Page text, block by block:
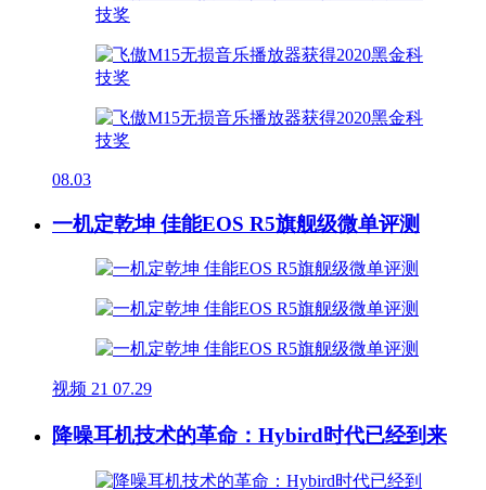
08.03
一机定乾坤 佳能EOS R5旗舰级微单评测
视频 21 07.29
降噪耳机技术的革命：Hybird时代已经到来